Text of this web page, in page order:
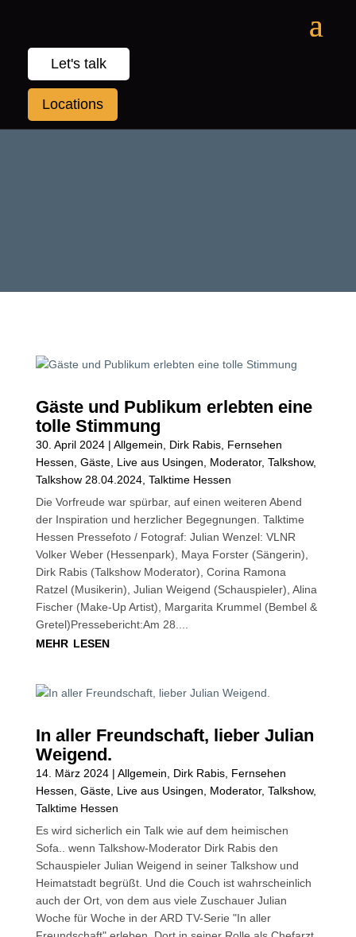
Let's talk
Locations
Gäste und Publikum erlebten eine
tolle Stimmung
30. April 2024| Allgemein Dirk Rabis, Fernsehen
Hessen Gäste, Live aus Usingen Moderator, Talkshow,
Talkshow 28.04.2024, Talktime Hessen
Die Vorfreude war spürbar, auf einen weiteren Abend
der Inspiration und herzlicher Begegnungen. Talktime
Hessen Pressefoto / Fotograf: Julian Wenzel: VLNR
Volker Weber (Hessenpark), Maya Forster (Sängerin),
Dirk Rabis (Talkshow Moderator), Corina Ramona
Ratzel (Musikerin), Julian Weigend (Schauspieler), Alina
Fischer (Make-Up Artist), Margarita Krummel (Bembel &
Gretel)Pressebericht:Am 28....
mehr lesen
In aller Freundschaft, lieber Julian
Weigend.
14. März 2024| Allgemein Dirk Rabis, Fernsehen
Hessen Gäste, Live aus Usingen Moderator, Talkshow,
Talktime Hessen
Es wird sicherlich ein Talk wie auf dem heimischen
Sofa.. wenn Talkshow-Moderator Dirk Rabis den
Schauspieler Julian Weigend in seiner Talkshow und
Heimatstadt begrüßt. Und die Couch ist wahrscheinlich
auch der Ort, von dem aus viele Zuschauer Julian
Woche für Woche in der ARD TV-Serie "In aller